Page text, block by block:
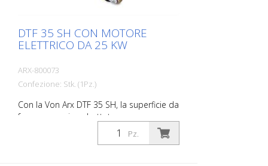
DTF 35 SH CON MOTORE
ELETTRICO DA 25 KW
ARX-800073
Confezione: Stk. (1Pz.)
Con la Von Arx DTF 35 SH, la superficie da
fresare non viene battuta, ma
accuratamente rettificata. In questo
modo la macchina ha una guida fluida e
Pz.